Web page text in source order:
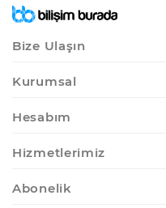
Bize Ulaşın
Kurumsal
Hesabım
Hizmetlerimiz
Abonelik